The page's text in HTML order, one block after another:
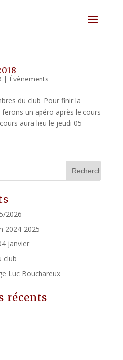
| Évènements
du club. Pour finir la
un apéro après le cours
aura lieu le jeudi 05
2026
2024-2025
janvier
club
Luc Bouchareux
récents